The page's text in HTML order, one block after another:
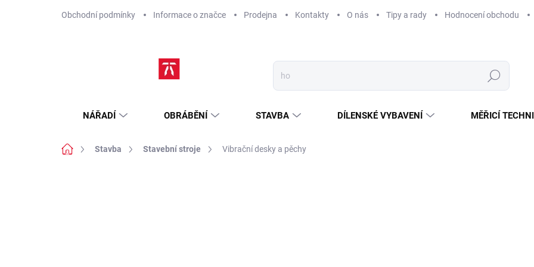
Obchodní podmínky Informace o značce Prodejna Kontakty O nás Tipy a rady Hodnocení obchodu
Hledat
NÁŘADÍ OBRÁBĚNÍ STAVBA DÍLENSKÉ VYBAVENÍ MĚŘICÍ
Domů Stavba Stavební stroje Vibrační desky a pěchy